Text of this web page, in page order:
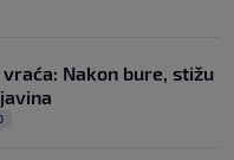
Nakon bure, stižu